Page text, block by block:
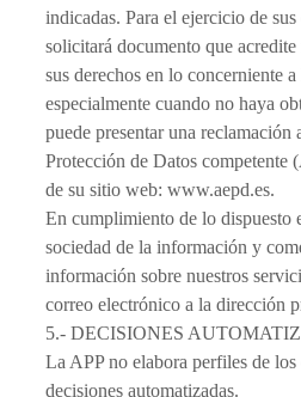
indicadas. Para el ejercicio de
solicitará documento que
sus derechos en lo concerniente
especialmente cuando no haya
puede presentar una
Protección de Datos competente
de su sitio web: www.aepd.es.
En cumplimiento de lo dispuesto
sociedad de la información y
información sobre nuestros
correo electrónico a la dirección
5.- DECISIONES
La APP no elabora perfiles de
decisiones automatizadas.